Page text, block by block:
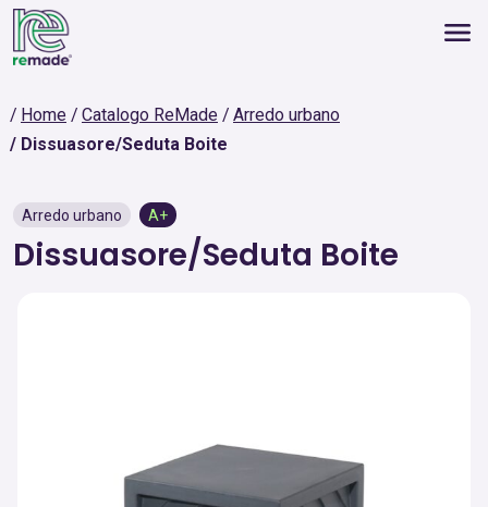
Home Catalogo ReMade
Arredo urbano
Dissuasore/Seduta Boite
Arredo urbano A+
Dissuasore/Seduta Boite